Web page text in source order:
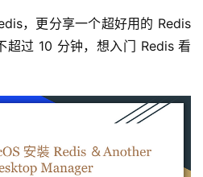
，更分享一个超好用的 Redis
超过 10 分钟，想入门 Redis 看